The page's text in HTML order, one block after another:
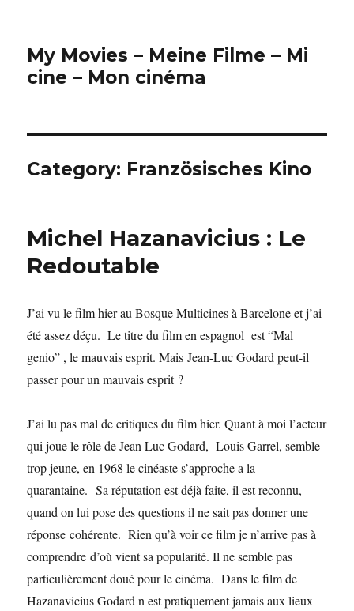
My Movies – Meine Filme – Mi
cine – Mon cinéma
Category: Französisches Kino
Michel Hazanavicius : Le
Redoutable
J’ai vu le film hier au Bosque Multicines à Barcelone et j’ai
été assez déçu. Le titre du film en espagnol est “Mal
genio” , le mauvais esprit. Mais Jean-Luc Godard peut-il
passer pour un mauvais esprit ?
J’ai lu pas mal de critiques du film hier. Quant à moi l’acteur
qui joue le rôle de Jean Luc Godard, Louis Garrel, semble
trop jeune, en 1968 le cinéaste s’approche a la
quarantaine. Sa réputation est déjà faite, il est reconnu,
quand on lui pose des questions il ne sait pas donner une
réponse cohérente. Rien qu’à voir ce film je n’arrive pas à
comprendre d’où vient sa popularité. Il ne semble pas
particulièrement doué pour le cinéma. Dans le film de
Hazanavicius Godard n est pratiquement jamais aux lieux